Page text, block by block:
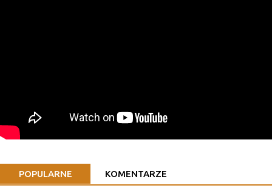
POPULARNE KOMENTARZE